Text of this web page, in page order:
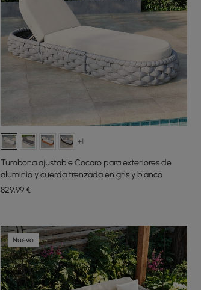
+1
Tumbona ajustable Cocaro para exteriores de
aluminio y cuerda trenzada en gris y blanco
829,99€
Nuevo